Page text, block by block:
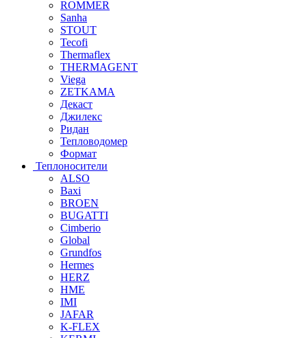
ROMMER
Sanha
STOUT
Tecofi
Thermaflex
THERMAGENT
Viega
ZETKAMA
Декаст
Джилекс
Ридан
Тепловодомер
Формат
Теплоносители
ALSO
Baxi
BROEN
BUGATTI
Cimberio
Global
Grundfos
Hermes
HERZ
HME
IMI
JAFAR
K-FLEX